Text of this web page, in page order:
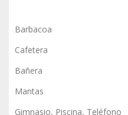
Barbacoa
Cafetera
Bañera
Mantas
Gimnasio, Piscina, Teléfono